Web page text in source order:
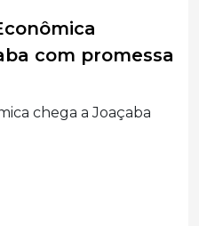
Sebrae/SC
Joaçaba
do setor